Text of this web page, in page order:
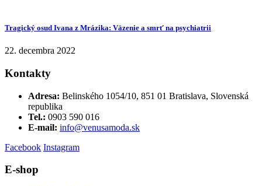
Tragický osud Ivana z Mrázika: Väzenie a smrť na psychiatrii
22. decembra 2022
Kontakty
Adresa: Belinského 1054/10, 851 01 Bratislava, Slovenská
republika
Tel.: 0903 590 016
E-mail: info@venusamoda.sk
Facebook Instagram
E-shop